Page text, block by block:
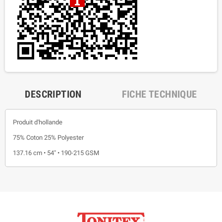
DESCRIPTION FICHE TECHNIQUE
Produit d'hollande
75% Coton 25% Polyester
137.16 cm • 54" • 190-215 GSM